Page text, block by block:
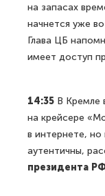
на запасах
начнется уже
Глава ЦБ
имеет доступ
14:35 В Кремле
на крейсере
в интернете, но
аутентичны,
президента